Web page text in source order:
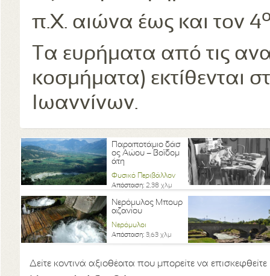
π.Χ. αιώνα έως και τον 4
Τα ευρήματα από τις
κοσμήματα) εκτίθενται
Ιωαννίνων.
Παραποτάμιο δάσ
ος Αώου – Βοϊδομ
άτη
Φυσικό Περιβάλλον
Απόσταση: 2,38 χλμ
Νερόμυλος Μπουρ
αζανίου
Νερόμυλοι
Απόσταση: 3,63 χλμ
Δείτε κοντινά αξιοθέατα που μπορείτε να επισκεφθείτε